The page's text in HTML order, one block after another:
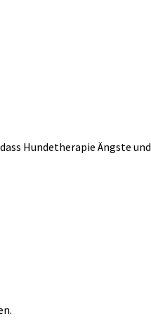
Hundetherapie Ängste